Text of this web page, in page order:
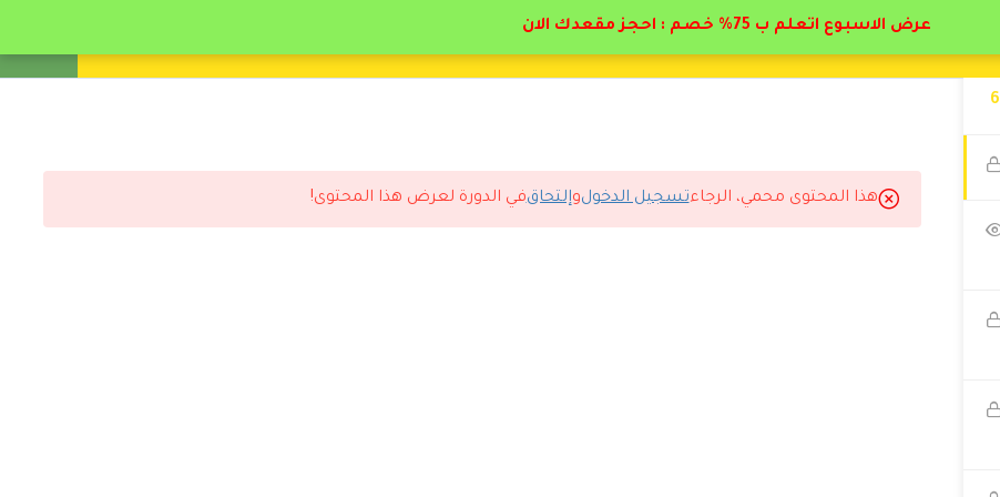
6
هذا المحتوى محمي، الرجاءتسجيل الدخولوإلتحاقفي الدورة لعرض هذا المحتوى!
عرض الاسبوع اتعلم ب 75% خصم : احجز مقعدك الان